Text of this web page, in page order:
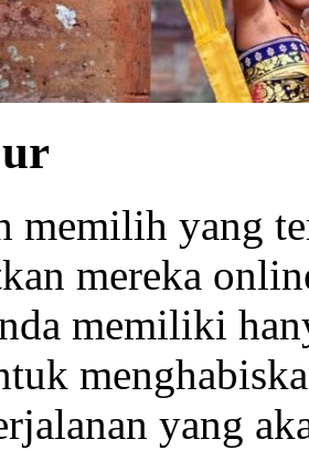
memilih yang
mereka
memiliki
yang